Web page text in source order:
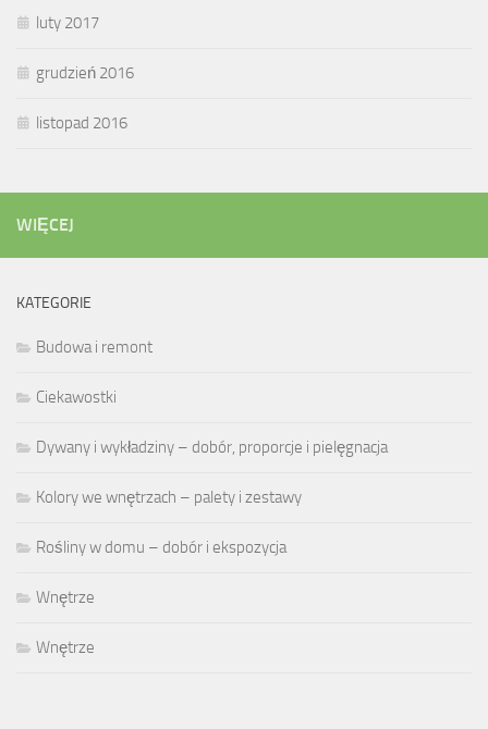
luty 2017
grudzień 2016
listopad 2016
WIĘCEJ
KATEGORIE
Budowa i remont
Ciekawostki
Dywany i wykładziny – dobór, proporcje i pielęgnacja
Kolory we wnętrzach – palety i zestawy
Rośliny w domu – dobór i ekspozycja
Wnętrze
Wnętrze